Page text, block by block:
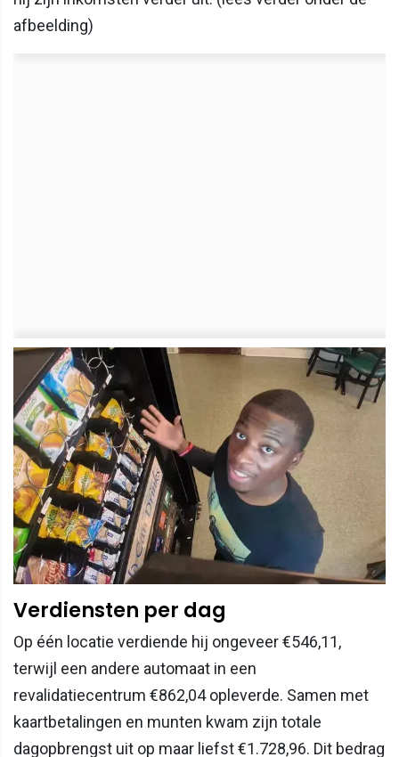
afbeelding)
Verdiensten per dag
Op één locatie verdiende hij ongeveer €546,11,
terwijl een andere automaat in een
revalidatiecentrum €862,04 opleverde. Samen met
kaartbetalingen en munten kwam zijn totale
dagopbrengst uit op maar liefst €1.728,96. Dit bedrag